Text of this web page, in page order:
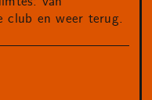
club en weer terug.